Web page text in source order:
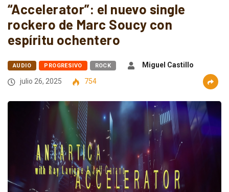
“Accelerator”: el nuevo single
rockero de Marc Soucy con
espíritu ochentero
AUDIO PROGRESIVO ROCK
Miguel Castillo
julio 26, 2025
754